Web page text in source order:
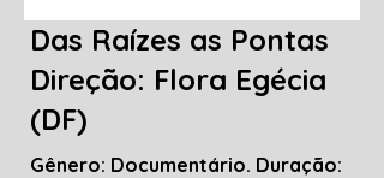
Das Raízes as Pontas
Direção: Flora Egécia
(DF)
Gênero: Documentário. Duração: